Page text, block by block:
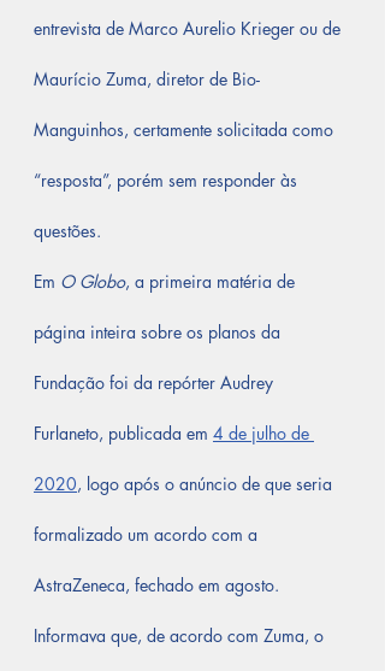
entrevista de Marco Aurelio Krieger ou de
Maurício Zuma, diretor de Bio-
Manguinhos, certamente solicitada como
“resposta”, porém sem responder às
questões.
Em O Globo, a primeira matéria de
página inteira sobre os planos da
Fundação foi da repórter Audrey
Furlaneto, publicada em 4 de julho de
2020, logo após o anúncio de que seria
formalizado um acordo com a
AstraZeneca, fechado em agosto.
Informava que, de acordo com Zuma, o